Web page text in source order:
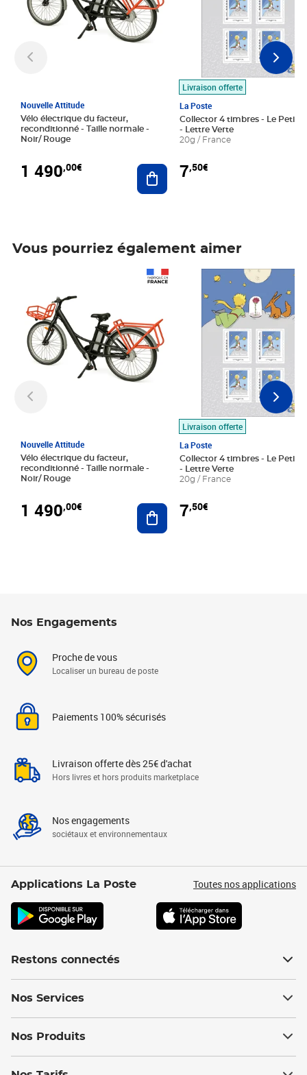
Nouvelle Attitude
Vélo électrique du facteur,
reconditionné - Taille normale -
Noir/ Rouge
1 490,00€ Ajouter au panier
Livraison offerte
La Poste
Collector 4 timbres - Le Petit
- Lettre Verte
20g / France
7,50€
Vous pourriez également aimer
Nouvelle Attitude
Vélo électrique du facteur,
reconditionné - Taille normale -
Noir/ Rouge
1 490,00€ Ajouter au panier
Livraison offerte
La Poste
Collector 4 timbres - Le Petit
- Lettre Verte
20g / France
7,50€
Prix 7,50€
Nos Engagements
Proche de vous
Localiser un bureau de poste
Paiements 100% sécurisés
Livraison offerte dès 25€ d'achat
Hors livres et hors produits marketplace
Nos engagements
sociétaux et environnementaux
Applications La Poste Toutes nos applications
Restons connectés
Nos Services
Nos Produits